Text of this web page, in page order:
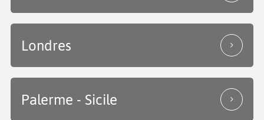
Londres
Palerme - Sicile